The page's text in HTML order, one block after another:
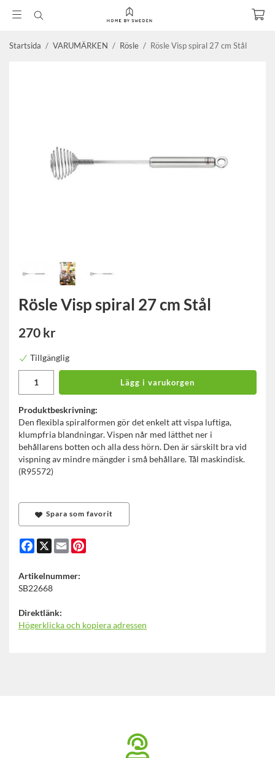
Startsida / VARUMÄRKEN / Rösle / Rösle Visp spiral 27 cm Stål
Rösle Visp spiral 27 cm Stål
270 kr
Tillgänglig
Lägg i varukorgen
Produktbeskrivning:
Den flexibla spiralformen gör det enkelt att vispa luftiga,
klumpfria blandningar. Vispen når med lätthet ner i
behållarens botten och alla dess hörn. Den är särskilt bra vid
vispning av mindre mängder i små behållare. Tål maskindisk.
(R95572)
Spara som favorit
Facebook
X Email
Artikelnummer:
SB22668
Direktlänk:
Högerklicka och kopiera adressen